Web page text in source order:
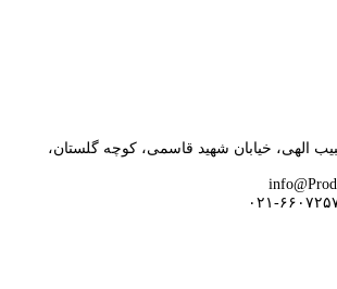
الهی، خیابان شهید قاسمی، کوچه گلستان،